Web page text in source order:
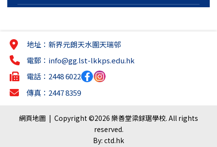
地址：新界元朗天水圍天瑞邨
電郵： info@gg.lst-lkkps.edu.hk
電話：2448 6022
傳真：2447 8359
網頁地圖 | Copyright ©2026 樂善堂梁銶琚學校. All rights
reserved.
By: ctd.hk